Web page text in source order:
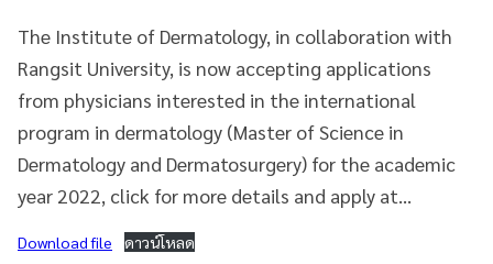
The Institute of Dermatology, in collaboration with
Rangsit University, is now accepting applications
from physicians interested in the international
program in dermatology (Master of Science in
Dermatology and Dermatosurgery) for the academic
year 2022, click for more details and apply at…
Download file ดาวน์โหลด